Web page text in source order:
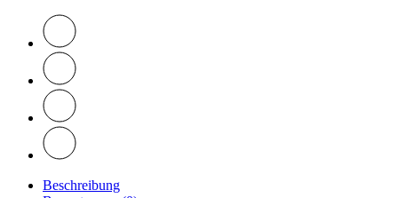
Beschreibung